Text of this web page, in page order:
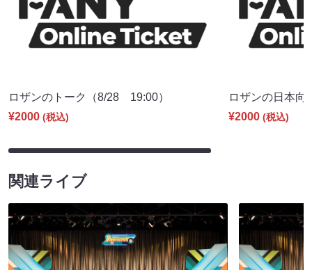
ロザンのトーク（8/28 19:00）
¥2000 (税込)
ロザンの日本
¥2000 (税込)
関連ライブ